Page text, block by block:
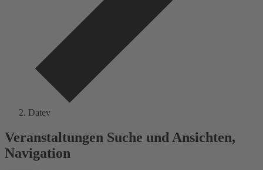
Datev
Veranstaltungen Suche und Ansichten,
Navigation